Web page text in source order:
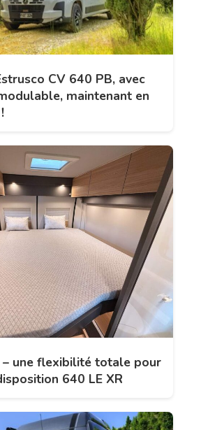
CV 640 PB, avec
maintenant en
une flexibilité totale pour
640 LE XR